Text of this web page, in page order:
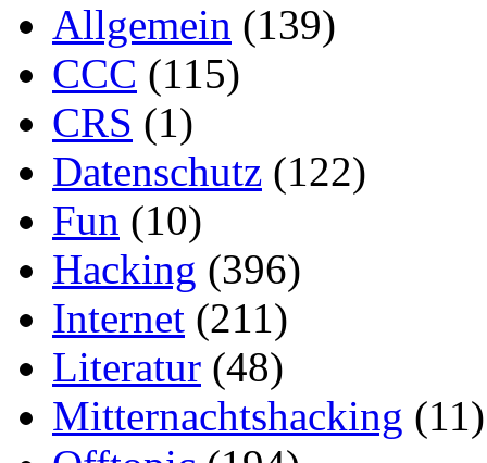
Allgemein (139)
CCC (115)
CRS (1)
Datenschutz (122)
Fun (10)
Hacking (396)
Internet (211)
Literatur (48)
Mitternachtshacking (11)